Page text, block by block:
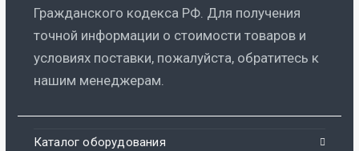
Гражданского кодекса РФ. Для получения
точной информации о стоимости товаров и
условиях поставки, пожалуйста, обратитесь к
нашим менеджерам.
Каталог оборудования